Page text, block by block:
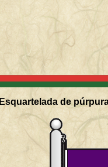
Esquartelada de